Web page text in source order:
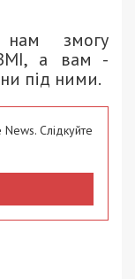
змогу
а вам -
під ними.
Слідкуйте